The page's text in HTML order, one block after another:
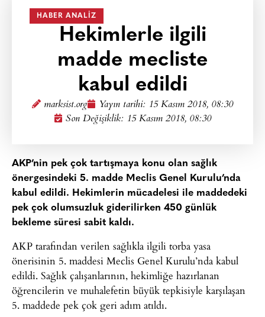
HABER ANALIZ
Hekimlerle ilgili
madde mecliste
kabul edildi
marksist.org Yayın tarihi: 15 Kasım 2018, 08:30
Son Değişiklik: 15 Kasım 2018, 08:30
AKP’nin pek çok tartışmaya konu olan sağlık
önergesindeki 5. madde Meclis Genel Kurulu’nda
kabul edildi. Hekimlerin mücadelesi ile maddedeki
pek çok olumsuzluk giderilirken 450 günlük
bekleme süresi sabit kaldı.
AKP tarafından verilen sağlıkla ilgili torba yasa
önerisinin 5. maddesi Meclis Genel Kurulu’nda kabul
edildi. Sağlık çalışanlarının, hekimliğe hazırlanan
öğrencilerin ve muhalefetin büyük tepkisiyle karşılaşan
5. maddede pek çok geri adım atıldı.